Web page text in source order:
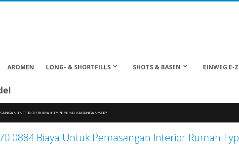
AROMEN LONG- & SHORTFILLS SHOTS & BASEN EINWEG E-
INTERIOR RUMAH TYPE 50 M2 KARANGANYAR"
0884 Biaya Untuk Pemasangan Interior Rumah